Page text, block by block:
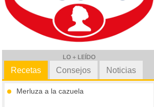
LO + LEÍDO
Recetas
Merluza a la cazuela
Consejos Noticias